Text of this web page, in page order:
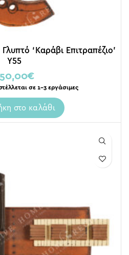
‘Καράβι Επιτραπέζιο’
Y55
€
σε 1-3 εργάσιμες
στο καλάθι